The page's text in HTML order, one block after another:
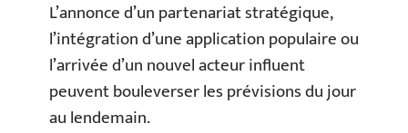
L’annonce d’un partenariat stratégique,
l’intégration d’une application populaire ou
l’arrivée d’un nouvel acteur influent
peuvent bouleverser les prévisions du jour
au lendemain.